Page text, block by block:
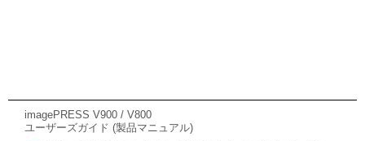
imagePRESS V900 / V800
ユーザーズガイド (製品マニュアル)